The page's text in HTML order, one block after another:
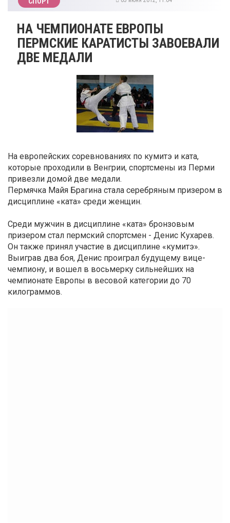
НА ЧЕМПИОНАТЕ ЕВРОПЫ
ПЕРМСКИЕ КАРАТИСТЫ ЗАВОЕВАЛИ
ДВЕ МЕДАЛИ
На европейских соревнованиях по кумитэ и ката,
которые проходили в Венгрии, спортсмены из Перми
привезли домой две медали.
Пермячка Майя Брагина стала серебряным призером в
дисциплине «ката» среди женщин.
Среди мужчин в дисциплине «ката» бронзовым
призером стал пермский спортсмен - Денис Кухарев.
Он также принял участие в дисциплине «кумитэ».
Выиграв два боя, Денис проиграл будущему вице-
чемпиону, и вошел в восьмерку сильнейших на
чемпионате Европы в весовой категории до 70
килограммов.